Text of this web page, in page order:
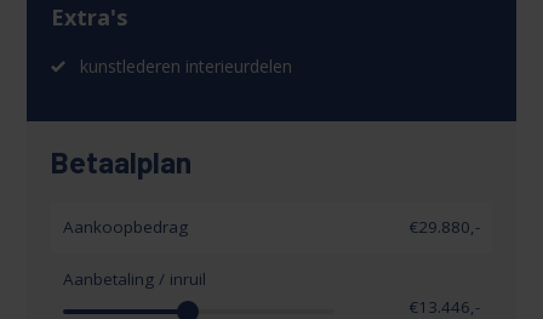
Extra's
kunstlederen interieurdelen
Betaalplan
Aankoopbedrag €29.880,-
Aanbetaling / inruil
€13.446 ,-